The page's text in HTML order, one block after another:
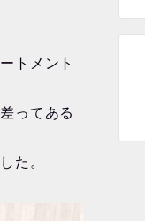
トメント
ってある
た。